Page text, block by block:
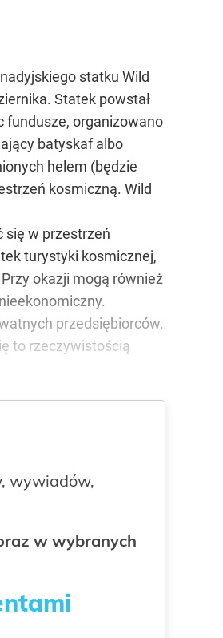
statku Wild
Statek powstał
fundusze, organizowano
batyskaf albo
helem (będzie
kosmiczną. Wild
się w przestrzeń
turystyki kosmicznej,
okazji mogą również
przedsiębiorców.
to rzeczywistością
wywiadów,
w wybranych